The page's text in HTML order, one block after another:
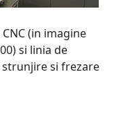
(in imagine
si linia de
si frezare